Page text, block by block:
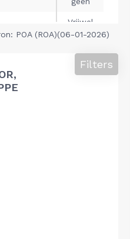
POA (ROA)(06-01-2026)
Filters